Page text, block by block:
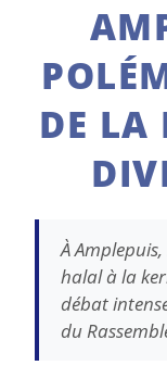
DE LA
À
halal à la
débat
du